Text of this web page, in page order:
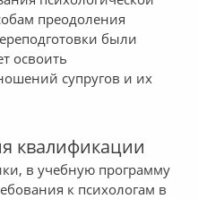
преодоления
были
освоить
супругов и их
квалификации
в учебную программу
к психологам в